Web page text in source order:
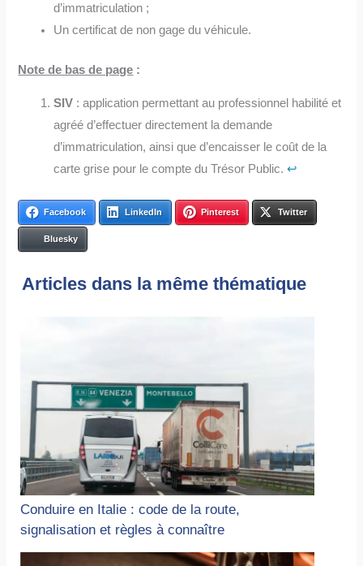
d’immatriculation ;
Un certificat de non gage du véhicule.
Note de bas de page :
SIV : application permettant au professionnel habilité et
agréé d’effectuer directement la demande
d’immatriculation, ainsi que d’encaisser le coût de la
carte grise pour le compte du Trésor Public.↩︎
Facebook LinkedIn Pinterest Twitter
Bluesky
Articles dans la même thématique
Conduire en Italie : code de la route,
signalisation et règles à connaître